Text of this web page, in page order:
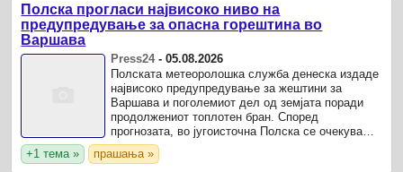
Полска прогласи највисоко ниво на
предупредување за опасна горештина во
Варшава
Press24-05.08.2026
Полската метеоролошка служба денеска издаде
највисоко предупредување за жештини за
Варшава и поголемиот дел од земјата поради
продолжениот топлотен бран. Според
прогнозата, во југоисточна Полска се очекува
температурата на воздухот да се искачи до 40
степени, а за во Варшава се ...
+1 тема » прашања »